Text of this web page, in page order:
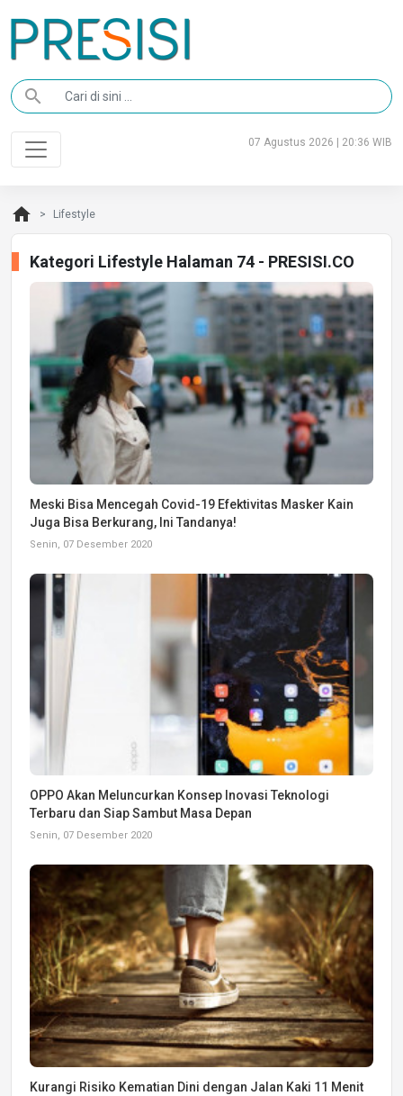
search
07 Agustus 2026 | 20:36 WIB
home Lifestyle
Kategori Lifestyle Halaman 74 - PRESISI.CO
Meski Bisa Mencegah Covid-19 Efektivitas Masker Kain
Juga Bisa Berkurang, Ini Tandanya!
Senin, 07 Desember 2020
OPPO Akan Meluncurkan Konsep Inovasi Teknologi
Terbaru dan Siap Sambut Masa Depan
Senin, 07 Desember 2020
Kurangi Risiko Kematian Dini dengan Jalan Kaki 11 Menit